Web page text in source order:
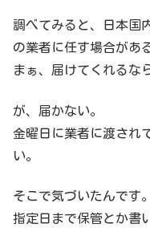
調べてみると、日本国
の業者に任す場合があ
まぁ、届けてくれるな
が、届かない。
金曜日に業者に渡され
い。
そこで気づいたんです。
指定日まで保管とか書